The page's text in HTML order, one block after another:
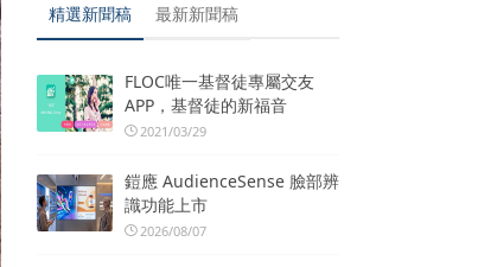
精選新聞稿 最新新聞稿
FLOC唯一基督徒專屬交友
APP，基督徒的新福音
2021/03/29
鎧應 AudienceSense 臉部辨
識功能上市
2026/08/07